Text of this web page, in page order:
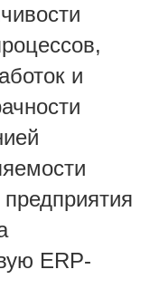
и
предприятия
ERP-